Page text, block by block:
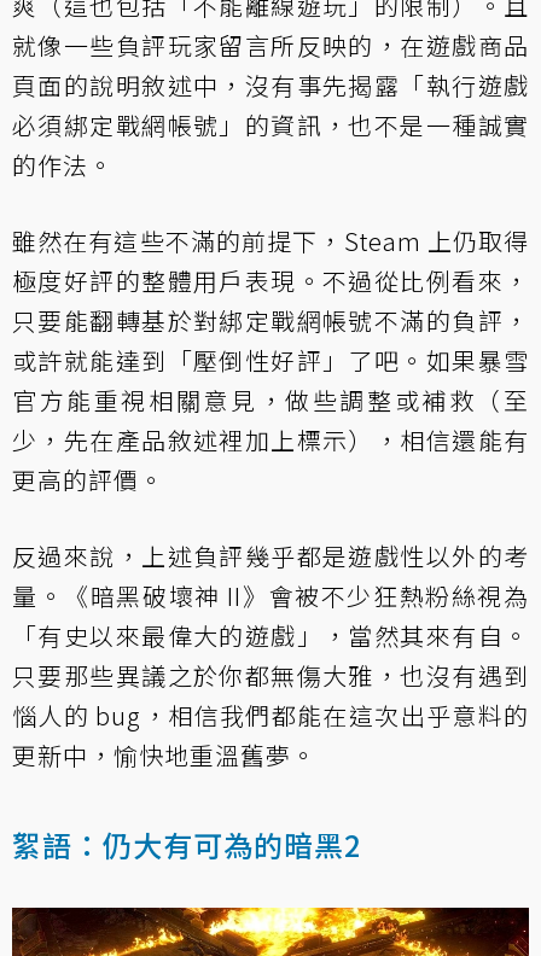
就像一些負評玩家留言所反映的，在遊戲商品
頁面的說明敘述中，沒有事先揭露「執行遊戲
必須綁定戰網帳號」的資訊，也不是一種誠實
的作法。
雖然在有這些不滿的前提下，Steam 上仍取得
極度好評的整體用戶表現。不過從比例看來，
只要能翻轉基於對綁定戰網帳號不滿的負評，
或許就能達到「壓倒性好評」了吧。如果暴雪
官方能重視相關意見，做些調整或補救（至
少，先在產品敘述裡加上標示），相信還能有
更高的評價。
反過來說，上述負評幾乎都是遊戲性以外的考
量。《暗黑破壞神 II》會被不少狂熱粉絲視為
「有史以來最偉大的遊戲」，當然其來有自。
只要那些異議之於你都無傷大雅，也沒有遇到
惱人的 bug，相信我們都能在這次出乎意料的
更新中，愉快地重溫舊夢。
絮語：仍大有可為的暗黑2